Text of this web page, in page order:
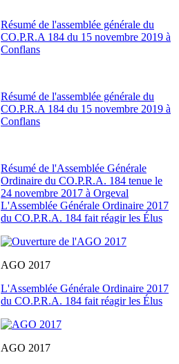
Résumé de l'assemblée générale du
CO.P.R.A 184 du 15 novembre 2019 à
Conflans
Résumé de l'assemblée générale du
CO.P.R.A 184 du 15 novembre 2019 à
Conflans
Résumé de l'Assemblée Générale
Ordinaire du CO.P.R.A. 184 tenue le
24 novembre 2017 à Orgeval
L'Assemblée Générale Ordinaire 2017
du CO.P.R.A. 184 fait réagir les Élus
AGO 2017
L'Assemblée Générale Ordinaire 2017
du CO.P.R.A. 184 fait réagir les Élus
AGO 2017